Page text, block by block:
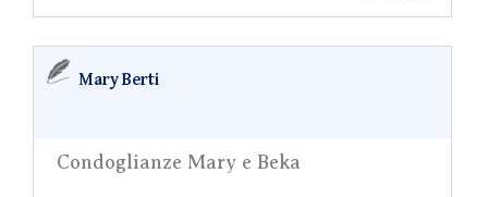
Mary Berti
Condoglianze Mary e Beka